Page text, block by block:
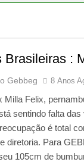
Brasileiras :
Gebbeg 8 Anos
Milla Felix,
sentindo falta
é total
diretoria. Para
105cm de